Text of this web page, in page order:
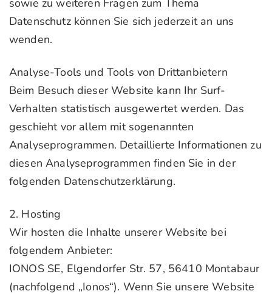
sowie zu weiteren Fragen zum Thema
Datenschutz können Sie sich jederzeit an uns
wenden.
Analyse-Tools und Tools von Drittanbietern
Beim Besuch dieser Website kann Ihr Surf-
Verhalten statistisch ausgewertet werden. Das
geschieht vor allem mit sogenannten
Analyseprogrammen. Detaillierte Informationen zu
diesen Analyseprogrammen finden Sie in der
folgenden Datenschutzerklärung.
2. Hosting
Wir hosten die Inhalte unserer Website bei
folgendem Anbieter:
IONOS SE, Elgendorfer Str. 57, 56410 Montabaur
(nachfolgend „Ionos“). Wenn Sie unsere Website